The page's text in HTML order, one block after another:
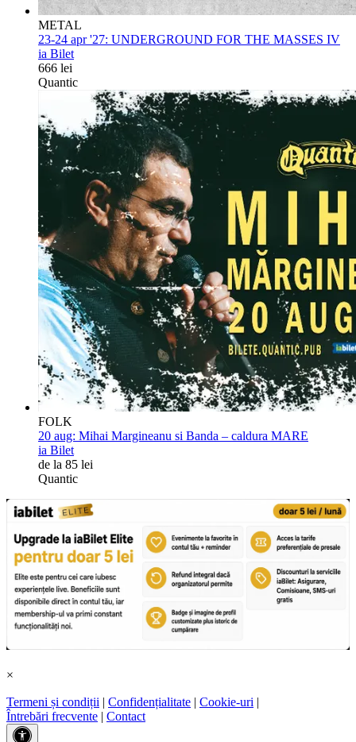
METAL
23-24 apr '27: UNDERGROUND FOR THE MASSES IV
ia Bilet
666 lei
Quantic
FOLK
20 aug: Mihai Margineanu si Banda – caldura MARE
ia Bilet
de la 85 lei
Quantic
×
Termeni și condiții | Confidențialitate | Cookie-uri |
Întrebări frecvente | Contact